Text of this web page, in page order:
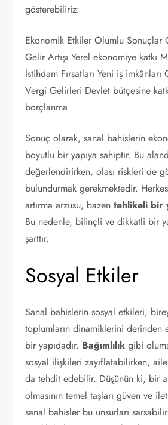
gösterebiliriz:
Ekonomik Etkiler Olumlu Sonuçlar
Gelir Artışı Yerel ekonomiye katkı
İstihdam Fırsatları Yeni iş
Vergi Gelirleri Devlet bütçesine
borçlanma
Sonuç olarak, sanal bahislerin
boyutlu bir yapıya sahiptir. Bu
değerlendirirken, olası riskleri de
bulundurmak gerekmektedir.
artırma arzusu, bazentehlikeli bir
Bu nedenle, bilinçli ve dikkatli bir
şarttır.
Sosyal Etkiler
Sanal bahislerin sosyal etkileri,
toplumların dinamiklerini derinden
bir yapıdadır. Bağımlılık gibi
sosyal ilişkileri zayıflatabilirken,
da tehdit edebilir. Düşünün ki, bir
olmasının temel taşları güven ve
sanal bahisler bu unsurları